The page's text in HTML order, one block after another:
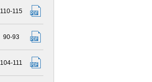
110-115
90-93
104-111